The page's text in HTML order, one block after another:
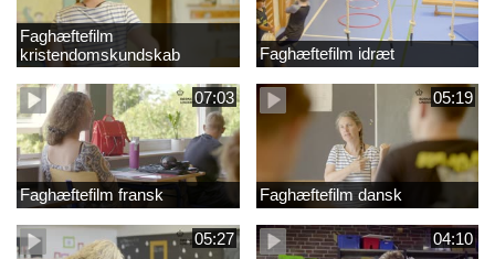
Faghæftefilm
kristendomskundskab
Faghæftefilm idræt
07:03
Faghæftefilm fransk
05:19
Faghæftefilm dansk
05:27 04:10